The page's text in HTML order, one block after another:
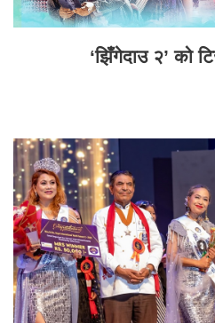
‘झिँगेदाउ २’ को